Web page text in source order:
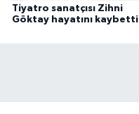
Tiyatro sanatçısı Zihni
Göktay hayatını kaybetti